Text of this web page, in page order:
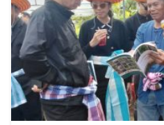
Search
for: